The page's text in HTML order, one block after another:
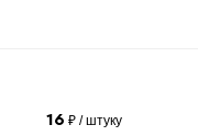
16 ₽ / штуку